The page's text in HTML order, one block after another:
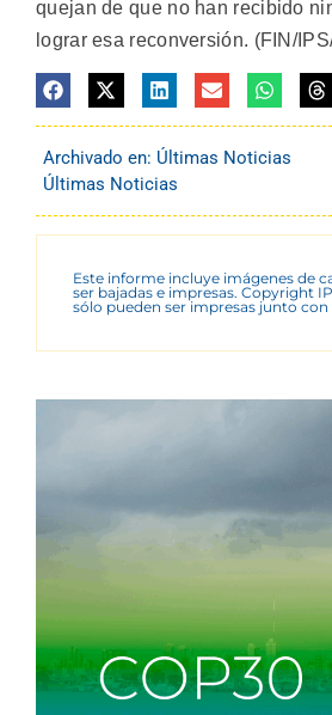
quejan de que no han recibido
lograr esa reconversión. (FIN/
Archivado en: Últimas Noticias
Últimas Noticias
Este informe incluye imágenes de
ser bajadas e impresas. Copyright
sólo pueden ser impresas junto